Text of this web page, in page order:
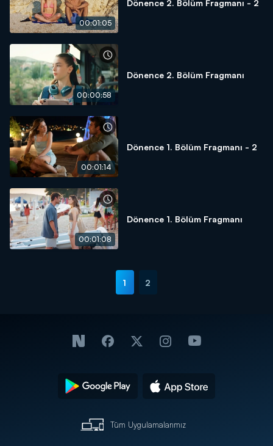
00:01:05
Dönence 2. Bölüm Fragmanı - 2
00:00:58
Dönence 2. Bölüm Fragmanı
00:01:14
Dönence 1. Bölüm Fragmanı - 2
00:01:08
Dönence 1. Bölüm Fragmanı
1 2
Tüm Uygulamalarımız